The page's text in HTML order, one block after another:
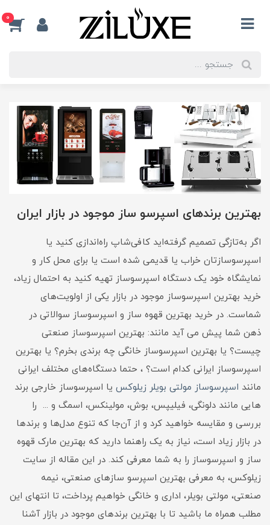
0
بهترین برندهای اسپرسو ساز موجود در بازار ایران
اگر به‌تازگی تصمیم گرفته‌اید کافی‌شاپ راه‌اندازی کنید یا
اسپرسوسازتان خراب یا قدیمی شده است یا برای محل کار و
نمایشگاه خود یک دستگاه اسپرسوساز تهیه کنید به احتمال زیاد،
خرید بهترین اسپرسوساز موجود در بازار یکی از اولویت‌های
شماست. در خرید بهترین قهوه ساز و اسپرسوساز سوالاتی در
ذهن شما پیش می آید مانند: بهترین اسپرسوساز صنعتی
چیست؟ یا بهترین اسپرسوساز خانگی چه برندی بخرم؟ یا بهترین
اسپرسوساز ایرانی کدام است؟ ، حتما دستگاه‌های مختلف ایرانی
مانند اسپرسوساز مولتی بویلر زیلوکس یا اسپرسوساز خارجی برند
هایی مانند دلونگی، فیلیپس، بوش، مولینکس، اسمگ و ... را
بررسی و مقایسه خواهید کرد و از آن‌جا که تنوع مدل‌ها و برندها
در بازار زیاد است، نیاز به یک راهنما دارید که بهترین مارک قهوه
ساز و اسپرسوساز را به شما معرفی کند. در این مقاله از سایت
زیلوکس، به معرفی بهترین اسپرسو سازهای صنعتی، نیمه
صنعتی، مولتی بویلر، اداری و خانگی خواهیم پرداخت، تا انتهای این
مطلب همراه ما باشید تا با بهترین برندهای موجود در بازار آشنا